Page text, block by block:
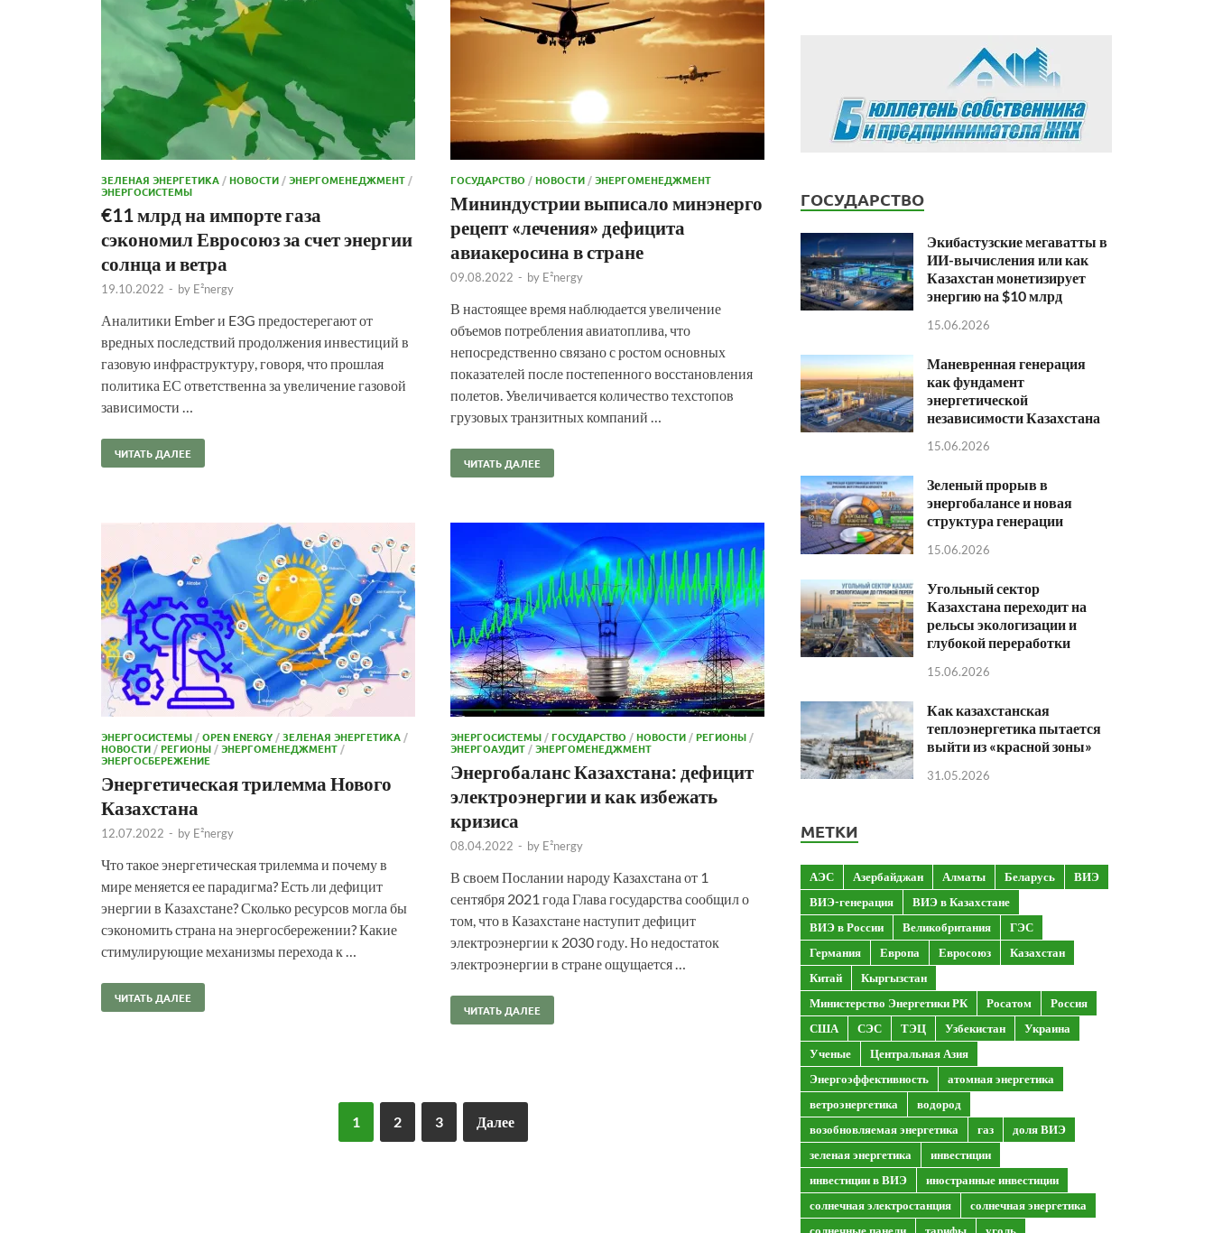
ЗЕЛЕНАЯ ЭНЕРГЕТИКА /НОВОСТИ /ЭНЕРГОМЕНЕДЖМЕНТ /
ЭНЕРГОСИСТЕМЫ
€11 млрд на импорте газа
сэкономил Евросоюз за счет энергии
солнца и ветра
19.10.2022 - by E²nergy
Аналитики Ember и E3G предостерегают от
вредных последствий продолжения инвестиций в
газовую инфраструктуру, говоря, что прошлая
политика ЕС ответственна за увеличение газовой
зависимости …
ЧИТАТЬ ДАЛЕЕ
ГОСУДАРСТВО /НОВОСТИ /ЭНЕРГОМЕНЕДЖМЕНТ
Мининдустрии выписало минэнерго
рецепт «лечения» дефицита
авиакеросина в стране
09.08.2022 - by E²nergy
В настоящее время наблюдается увеличение
объемов потребления авиатоплива, что
непосредственно связано с ростом основных
показателей после постепенного восстановления
полетов. Увеличивается количество техстопов
грузовых транзитных компаний …
ЧИТАТЬ ДАЛЕЕ
ЭНЕРГОСИСТЕМЫ /OPEN ENERGY /ЗЕЛЕНАЯ ЭНЕРГЕТИКА /
НОВОСТИ /РЕГИОНЫ /ЭНЕРГОМЕНЕДЖМЕНТ /
ЭНЕРГОСБЕРЕЖЕНИЕ
Энергетическая трилемма Нового
Казахстана
12.07.2022 - by E²nergy
Что такое энергетическая трилемма и почему в
мире меняется ее парадигма? Есть ли дефицит
энергии в Казахстане? Сколько ресурсов могла бы
сэкономить страна на энергосбережении? Какие
стимулирующие механизмы перехода к …
ЧИТАТЬ ДАЛЕЕ
ЭНЕРГОСИСТЕМЫ /ГОСУДАРСТВО /НОВОСТИ /РЕГИОНЫ /
ЭНЕРГОАУДИТ /ЭНЕРГОМЕНЕДЖМЕНТ
Энергобаланс Казахстана: дефицит
электроэнергии и как избежать
кризиса
08.04.2022 - by E²nergy
В своем Послании народу Казахстана от 1
сентября 2021 года Глава государства сообщил о
том, что в Казахстане наступит дефицит
электроэнергии к 2030 году. Но недостаток
электроэнергии в стране ощущается …
ЧИТАТЬ ДАЛЕЕ
1 2 3 Далее
ГОСУДАРСТВО
Экибастузские мегаватты в
ИИ-вычисления или как
Казахстан монетизирует
энергию на $10 млрд
15.06.2026
Маневренная генерация
как фундамент
энергетической
независимости Казахстана
15.06.2026
Зеленый прорыв в
энергобалансе и новая
структура генерации
15.06.2026
Угольный сектор
Казахстана переходит на
рельсы экологизации и
глубокой переработки
15.06.2026
Как казахстанская
теплоэнергетика пытается
выйти из «красной зоны»
31.05.2026
МЕТКИ
АЭС Азербайджан Алматы Беларусь
ВИЭ
ВИЭ-генерация
ВИЭ в Казахстане
ВИЭ в России
Великобритания
ГЭС
Германия
Европа Евросоюз
Казахстан
Китай
Кыргызстан
Министерство Энергетики РК
Росатом
Россия
США
СЭС ТЭЦ Узбекистан
Украина
Ученые
Центральная Азия
Энергоэффективность
атомная энергетика
ветроэнергетика
водород
возобновляемая энергетика
газ
доля ВИЭ
зеленая энергетика
инвестиции
инвестиции в ВИЭ
иностранные инвестиции
солнечная электростанция
солнечная энергетика
солнечные панели
тарифы уголь